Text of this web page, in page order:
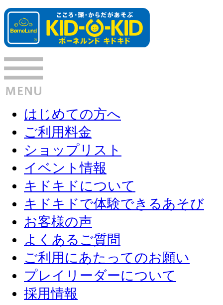
はじめての方へ
ご利用料金
ショップリスト
イベント情報
キドキドについて
キドキドで体験できるあそび
お客様の声
よくあるご質問
ご利用にあたってのお願い
プレイリーダーについて
採用情報